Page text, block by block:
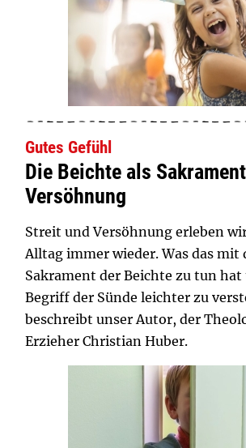
Gutes Gefühl
Die Beichte als
Versöhnung
Streit und Versöhnung erleben
Alltag immer wieder. Was das mit
Sakrament der Beichte zu tun hat
Begriff der Sünde leichter zu
beschreibt unser Autor, der
Erzieher Christian Huber.